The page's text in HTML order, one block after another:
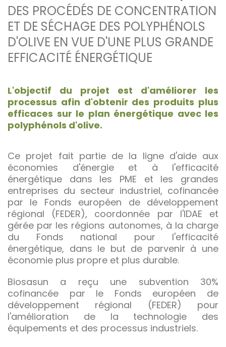
DES PROCÉDÉS DE CONCENTRATION
ET DE SÉCHAGE DES POLYPHÉNOLS
D'OLIVE EN VUE D'UNE PLUS GRANDE
EFFICACITÉ ÉNERGÉTIQUE
L'objectif du projet est d'améliorer les
processus afin d'obtenir des produits plus
efficaces sur le plan énergétique avec les
polyphénols d'olive.
Ce projet fait partie de la ligne d'aide aux
économies d'énergie et à l'efficacité
énergétique dans les PME et les grandes
entreprises du secteur industriel, cofinancée
par le Fonds européen de développement
régional (FEDER), coordonnée par l'IDAE et
gérée par les régions autonomes, à la charge
du Fonds national pour l'efficacité
énergétique, dans le but de parvenir à une
économie plus propre et plus durable.
Biosasun a reçu une subvention 30%
cofinancée par le Fonds européen de
développement régional (FEDER) pour
l'amélioration de la technologie des
équipements et des processus industriels.